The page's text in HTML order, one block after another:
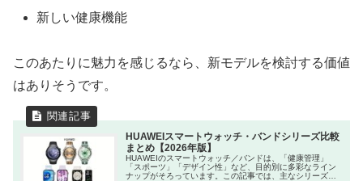
新しい健康機能
このあたりに魅力を感じるなら、新モデルを検討する価値
はありそうです。
HUAWEIスマートウォッチ・バンドシリーズ比較
まとめ【2026年版】
HUAWEIのスマートウォッチ／バンドは、「健康管理」
「スポーツ」「デザイン性」など、目的別に多彩なライン
ナップがそろっています。この記事では、主なシリーズを